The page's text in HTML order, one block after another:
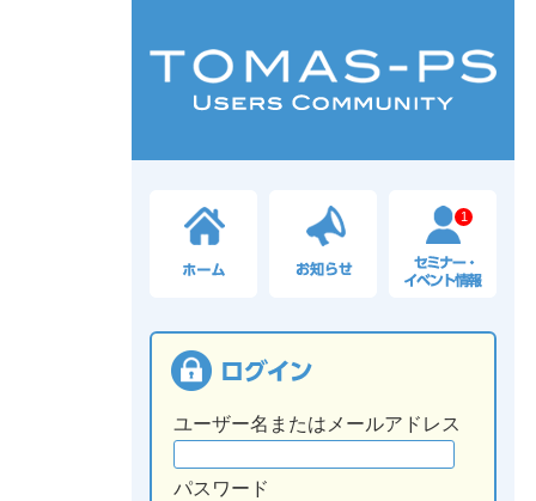
1
ユーザー名またはメールアドレス
パスワード